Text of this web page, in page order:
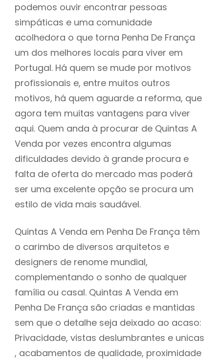
podemos ouvir encontrar pessoas
simpáticas e uma comunidade
acolhedora o que torna Penha De França
um dos melhores locais para viver em
Portugal. Há quem se mude por motivos
profissionais e, entre muitos outros
motivos, há quem aguarde a reforma, que
agora tem muitas vantagens para viver
aqui. Quem anda à procurar de Quintas A
Venda por vezes encontra algumas
dificuldades devido à grande procura e
falta de oferta do mercado mas poderá
ser uma excelente opção se procura um
estilo de vida mais saudável.
Quintas A Venda em Penha De França têm
o carimbo de diversos arquitetos e
designers de renome mundial,
complementando o sonho de qualquer
família ou casal. Quintas A Venda em
Penha De França são criadas e mantidas
sem que o detalhe seja deixado ao acaso:
Privacidade, vistas deslumbrantes e unicas
, acabamentos de qualidade, proximidade